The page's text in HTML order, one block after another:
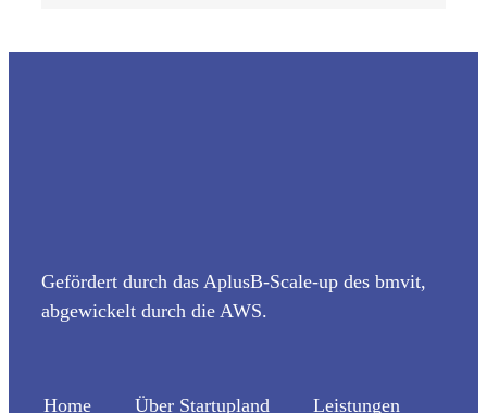
Gefördert durch das AplusB-Scale-up des bmvit,
abgewickelt durch die AWS.
Home Über Startupland Leistungen